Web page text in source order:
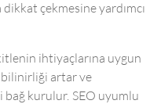
çekmesine yardımcı
ihtiyaçlarına uygun
bilinirliği artar ve
kurulur. SEO uyumlu